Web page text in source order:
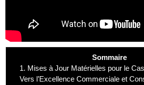
Sommaire
1. Mises à Jour Matérielles pour le
Vers l’Excellence Commerciale et